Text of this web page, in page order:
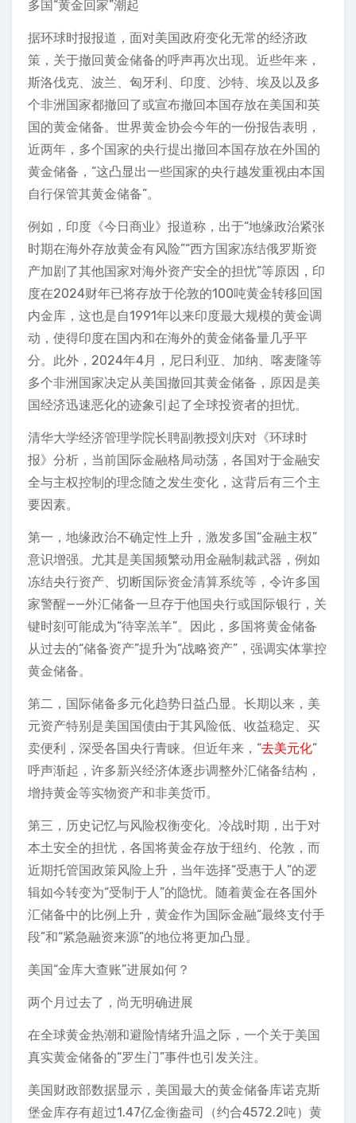
多国“黄金回家”潮起
据环球时报报道，面对美国政府变化无常的经济政
策，关于撤回黄金储备的呼声再次出现。近些年来，
斯洛伐克、波兰、匈牙利、印度、沙特、埃及以及多
个非洲国家都撤回了或宣布撤回本国存放在美国和英
国的黄金储备。世界黄金协会今年的一份报告表明，
近两年，多个国家的央行提出撤回本国存放在外国的
黄金储备，“这凸显出一些国家的央行越发重视由本国
自行保管其黄金储备”。
例如，印度《今日商业》报道称，出于“地缘政治紧张
时期在海外存放黄金有风险”“西方国家冻结俄罗斯资
产加剧了其他国家对海外资产安全的担忧”等原因，印
度在2024财年已将存放于伦敦的100吨黄金转移回国
内金库，这也是自1991年以来印度最大规模的黄金调
动，使得印度在国内和在海外的黄金储备量几乎平
分。此外，2024年4月，尼日利亚、加纳、喀麦隆等
多个非洲国家决定从美国撤回其黄金储备，原因是美
国经济迅速恶化的迹象引起了全球投资者的担忧。
清华大学经济管理学院长聘副教授刘庆对《环球时
报》分析，当前国际金融格局动荡，各国对于金融安
全与主权控制的理念随之发生变化，这背后有三个主
要因素。
第一，地缘政治不确定性上升，激发多国“金融主权”
意识增强。尤其是美国频繁动用金融制裁武器，例如
冻结央行资产、切断国际资金清算系统等，令许多国
家警醒——外汇储备一旦存于他国央行或国际银行，关
键时刻可能成为“待宰羔羊”。因此，多国将黄金储备
从过去的“储备资产”提升为“战略资产”，强调实体掌控
黄金储备。
第二，国际储备多元化趋势日益凸显。长期以来，美
元资产特别是美国国债由于其风险低、收益稳定、买
卖便利，深受各国央行青睐。但近年来，“去美元化”
呼声渐起，许多新兴经济体逐步调整外汇储备结构，
增持黄金等实物资产和非美货币。
第三，历史记忆与风险权衡变化。冷战时期，出于对
本土安全的担忧，各国将黄金存放于纽约、伦敦，而
近期托管国政策风险上升，当年选择“受惠于人”的逻
辑如今转变为“受制于人”的隐忧。随着黄金在各国外
汇储备中的比例上升，黄金作为国际金融“最终支付手
段”和“紧急融资来源”的地位将更加凸显。
美国“金库大查账”进展如何？
两个月过去了，尚无明确进展
在全球黄金热潮和避险情绪升温之际，一个关于美国
真实黄金储备的“罗生门”事件也引发关注。
美国财政部数据显示，美国最大的黄金储备库诺克斯
堡金库存有超过1.47亿金衡盎司（约合4572.2吨）黄